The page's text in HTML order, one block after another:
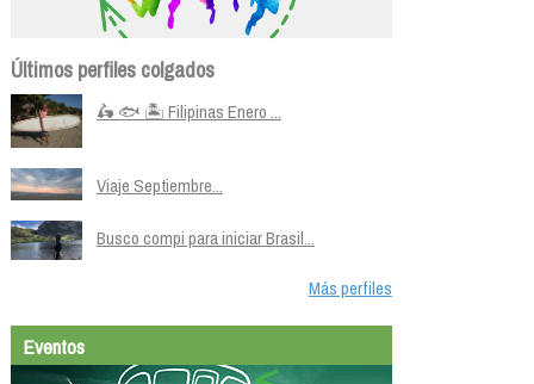
Últimos perfiles colgados
🛵 🐟 🏝️ Filipinas Enero ...
Viaje Septiembre...
Busco compi para iniciar Brasil...
Más perfiles
Eventos